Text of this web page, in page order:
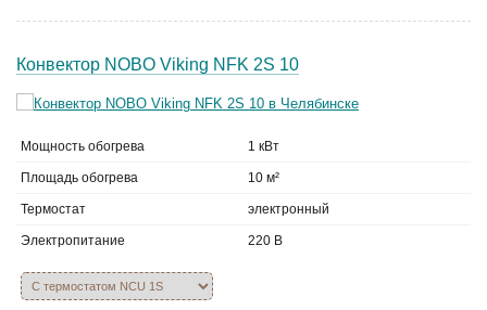
Конвектор NOBO Viking NFK 2S 10
Мощность обогрева 1 кВт
Площадь обогрева 10 м²
Термостат электронный
Электропитание 220 В